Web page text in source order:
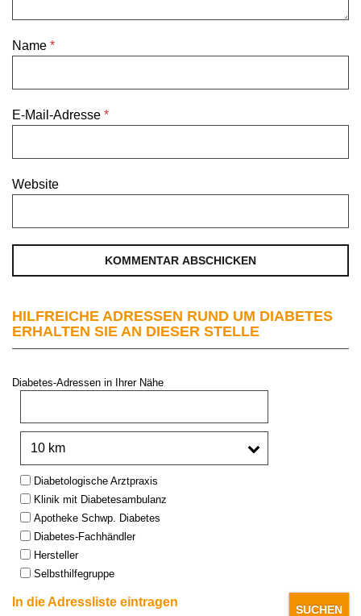
Name *
E-Mail-Adresse *
Website
HILFREICHE ADRESSEN RUND UM DIABETES
ERHALTEN SIE AN DIESER STELLE
Diabetes-Adressen in Ihrer Nähe
Type:Diabetologische Arztpraxis
Klinik mit Diabetesambulanz
Apotheke Schwp. Diabetes
Diabetes-Fachhändler
Hersteller
Selbsthilfegruppe
In die Adressliste eintragen